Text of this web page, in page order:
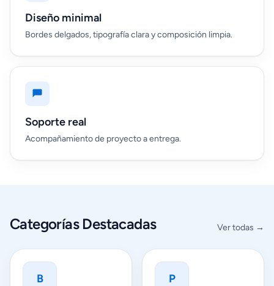
Diseño minimal
Bordes delgados, tipografía clara y composición limpia.
Soporte real
Acompañamiento de proyecto a entrega.
Categorías Destacadas Ver todas →
B P